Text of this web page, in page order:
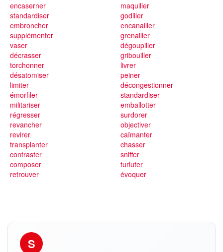
encaserner
standardiser
embroncher
supplémenter
vaser
décrasser
torchonner
désatomiser
limiter
maquiller
godiller
encanailler
grenailler
dégoupiller
gribouiller
livrer
peiner
décongestionner
émorfiler
militariser
régresser
revancher
revirer
transplanter
contraster
composer
retrouver
standardiser
emballotter
surdorer
objectiver
caïmanter
chasser
sniffer
turluter
évoquer
S